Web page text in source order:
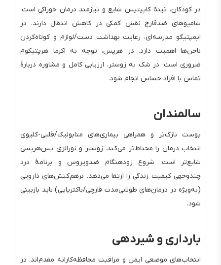
در کودکان، تینئا کاپیتیس شایع و نیازمند درمان خوراکی است؛
شامپوهای ضدقارچ نقش کمکی در کاهش انتقال دارند. در
ایمپتیگو مدرسه‌ای، رعایت بهداشت دست/لوازم و کوتاه‌کردن
ناخن‌ها اهمیت دارد. در هرپس، توجه به اکزما هرپتیکوم
ضروری است؛ در شک به زوستر، ارزیابی کامل و مشاوره دربارهٔ
تماس با افراد حساس انجام شود.
سالمندان
پوست نازک‌تر و همراهی بیماری‌های متابولیک/قلبی‌-کلیوی
انتخاب درمان را محتاط‌تر می‌کند. زوستر و نورالژی پس‌هرپسی
شایع‌تر است؛ شروع زودهنگام ضدویروس و برنامهٔ درد
چندوجهی کیفیت زندگی را ارتقا می‌دهد. برهم‌کنش‌های دارویی
(به‌ویژه در درمان‌های طولانی‌مدت قارچی/باکتریایی) باید بازبینی
شود.
بارداری و شیردهی
انتخاب‌های موضعی ایمن و مراقبت محافظه‌کارانه مقدم‌اند. در